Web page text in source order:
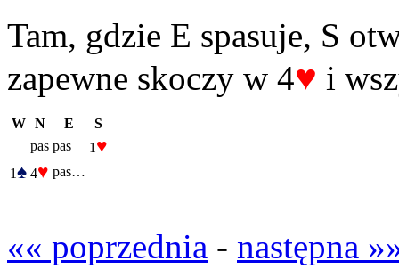
Tam, gdzie E spasuje, S
zapewne skoczy w 4♥ i
W N E
S
pas pas 1 ♥
1♠ 4♥ pas…
«« poprzednia - następna